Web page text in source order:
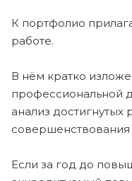
К портфолио
работе.
В нём кратко
профессиональной
анализ достигнутых
Если за год до